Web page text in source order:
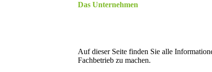
Das Unternehmen
Auf dieser Seite finden Sie alle
Fachbetrieb zu machen.